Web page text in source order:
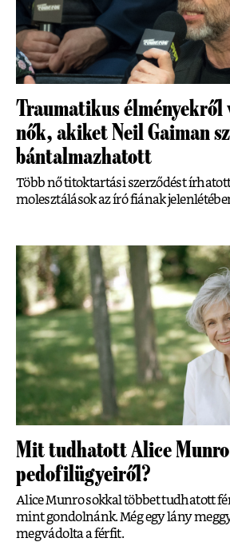
Traumatikus
nők, akiket Neil Gaiman
bántalmazhatott
Több nő titoktartási szerződést írhatott
molesztálások az író fiának
Mit tudhatott Alice
pedofilügyeiről?
Alice Munro sokkal többet tudhatott
mint gondolnánk. Még egy lány
megvádolta a férfit.